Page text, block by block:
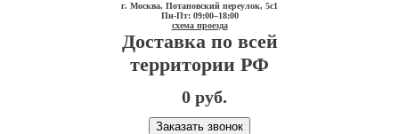
г. Москва, Потаповский переулок, 5с1
Пн-Пт: 09:00–18:00
схема проезда
Доставка по всей
территории РФ
0 руб.
Заказать звонок